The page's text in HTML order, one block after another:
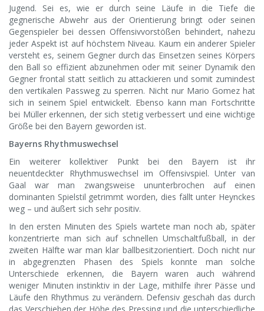
Jugend. Sei es, wie er durch seine Läufe in die Tiefe die
gegnerische Abwehr aus der Orientierung bringt oder seinen
Gegenspieler bei dessen Offensivvorstößen behindert, nahezu
jeder Aspekt ist auf höchstem Niveau. Kaum ein anderer Spieler
versteht es, seinem Gegner durch das Einsetzen seines Körpers
den Ball so effizient abzunehmen oder mit seiner Dynamik den
Gegner frontal statt seitlich zu attackieren und somit zumindest
den vertikalen Passweg zu sperren. Nicht nur Mario Gomez hat
sich in seinem Spiel entwickelt. Ebenso kann man Fortschritte
bei Müller erkennen, der sich stetig verbessert und eine wichtige
Größe bei den Bayern geworden ist.
Bayerns Rhythmuswechsel
Ein weiterer kollektiver Punkt bei den Bayern ist ihr
neuentdeckter Rhythmuswechsel im Offensivspiel. Unter van
Gaal war man zwangsweise ununterbrochen auf einen
dominanten Spielstil getrimmt worden, dies fällt unter Heynckes
weg – und äußert sich sehr positiv.
In den ersten Minuten des Spiels wartete man noch ab, später
konzentrierte man sich auf schnellen Umschaltfußball, in der
zweiten Hälfte war man klar ballbesitzorientiert. Doch nicht nur
in abgegrenzten Phasen des Spiels konnte man solche
Unterschiede erkennen, die Bayern waren auch während
weniger Minuten instinktiv in der Lage, mithilfe ihrer Pässe und
Läufe den Rhythmus zu verändern. Defensiv geschah das durch